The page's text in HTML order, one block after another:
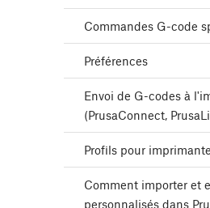
Commandes G-code
Préférences
Envoi de G-codes à
(PrusaConnect,
Profils pour
Comment importer et
personnalisés dans